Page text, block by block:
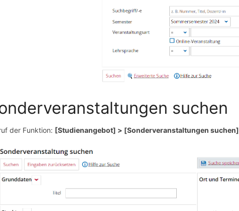
suchen
der Funktion: [Studienangebot] > [Sonderveranstaltungen suchen]